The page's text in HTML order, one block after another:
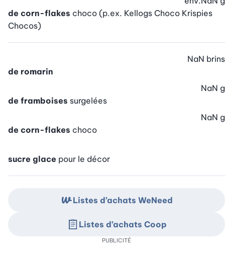
de corn-flakes choco (p.ex. Kellogs Choco Krispies
Chocos)
de romarin
NaN brins
de framboises surgelées
NaN g
de corn-flakes choco
NaN g
sucre glace pour le décor
Listes d’achats WeNeed
Listes d’achats Coop
PUBLICITÉ